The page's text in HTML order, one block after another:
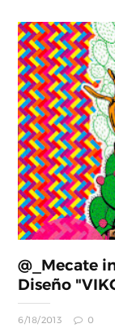
@_Mecate
Diseño
6/18/2013 0